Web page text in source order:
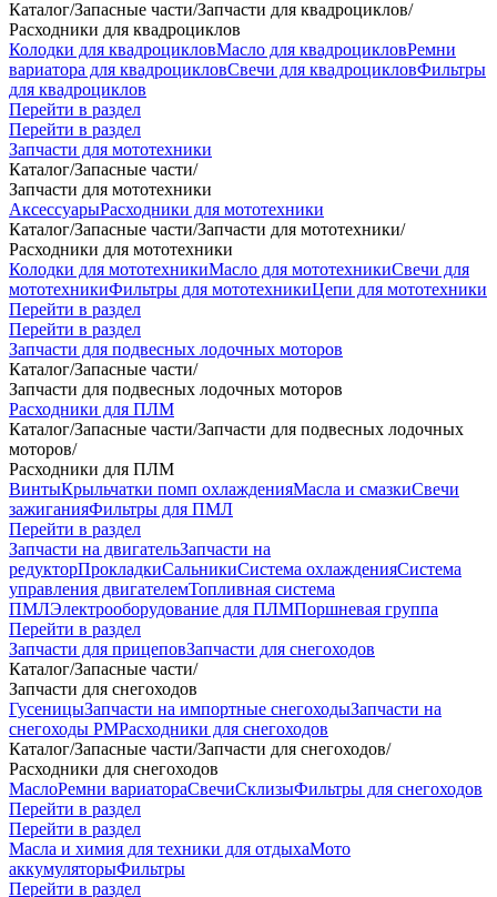
Каталог/Запасные части/Запчасти для квадроциклов/
Расходники для квадроциклов
Колодки для квадроцикловМасло для квадроцикловРемни
вариатора для квадроцикловСвечи для квадроцикловФильтры
для квадроциклов
Перейти в раздел
Перейти в раздел
Запчасти для мототехники
Каталог/Запасные части/
Запчасти для мототехники
АксессуарыРасходники для мототехники
Каталог/Запасные части/Запчасти для мототехники/
Расходники для мототехники
Колодки для мототехникиМасло для мототехникиСвечи для
мототехникиФильтры для мототехникиЦепи для мототехники
Перейти в раздел
Перейти в раздел
Запчасти для подвесных лодочных моторов
Каталог/Запасные части/
Запчасти для подвесных лодочных моторов
Расходники для ПЛМ
Каталог/Запасные части/Запчасти для подвесных лодочных
моторов/
Расходники для ПЛМ
ВинтыКрыльчатки помп охлажденияМасла и смазкиСвечи
зажиганияФильтры для ПМЛ
Перейти в раздел
Запчасти на двигательЗапчасти на
редукторПрокладкиСальникиСистема охлажденияСистема
управления двигателемТопливная система
ПМЛЭлектрооборудование для ПЛМПоршневая группа
Перейти в раздел
Запчасти для прицеповЗапчасти для снегоходов
Каталог/Запасные части/
Запчасти для снегоходов
ГусеницыЗапчасти на импортные снегоходыЗапчасти на
снегоходы РМРасходники для снегоходов
Каталог/Запасные части/Запчасти для снегоходов/
Расходники для снегоходов
МаслоРемни вариатораСвечиСклизыФильтры для снегоходов
Перейти в раздел
Перейти в раздел
Масла и химия для техники для отдыхаМото
аккумуляторыФильтры
Перейти в раздел